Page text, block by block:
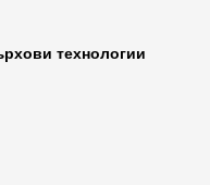
технологии